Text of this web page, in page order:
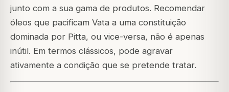
junto com a sua gama de produtos. Recomendar
óleos que pacificam Vata a uma constituição
dominada por Pitta, ou vice-versa, não é apenas
inútil. Em termos clássicos, pode agravar
ativamente a condição que se pretende tratar.